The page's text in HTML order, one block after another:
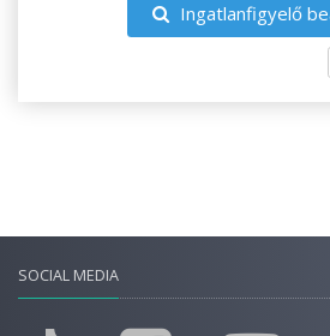
Ingatlanfigyelő
SOCIAL MEDIA